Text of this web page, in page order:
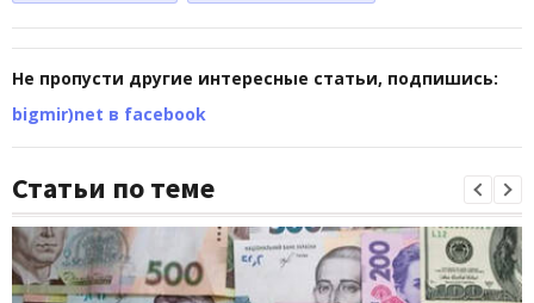
Не пропусти другие интересные статьи, подпишись:
bigmir)net в facebook
Статьи по теме